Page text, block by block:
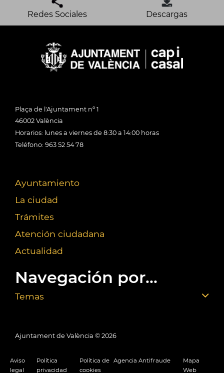
Redes Sociales Descargas
Plaça de l'Ajuntament nº 1
46002 València
Horarios: lunes a viernes de 8:30 a 14:00 horas
Teléfono: 963 52 54 78
Ayuntamiento
La ciudad
Trámites
Atención ciudadana
Actualidad
Navegación por...
Temas
Ajuntament de València © 2026
Aviso
legal
Política
privacidad
Política de
cookies
Agencia Antifraude
Mapa
Web